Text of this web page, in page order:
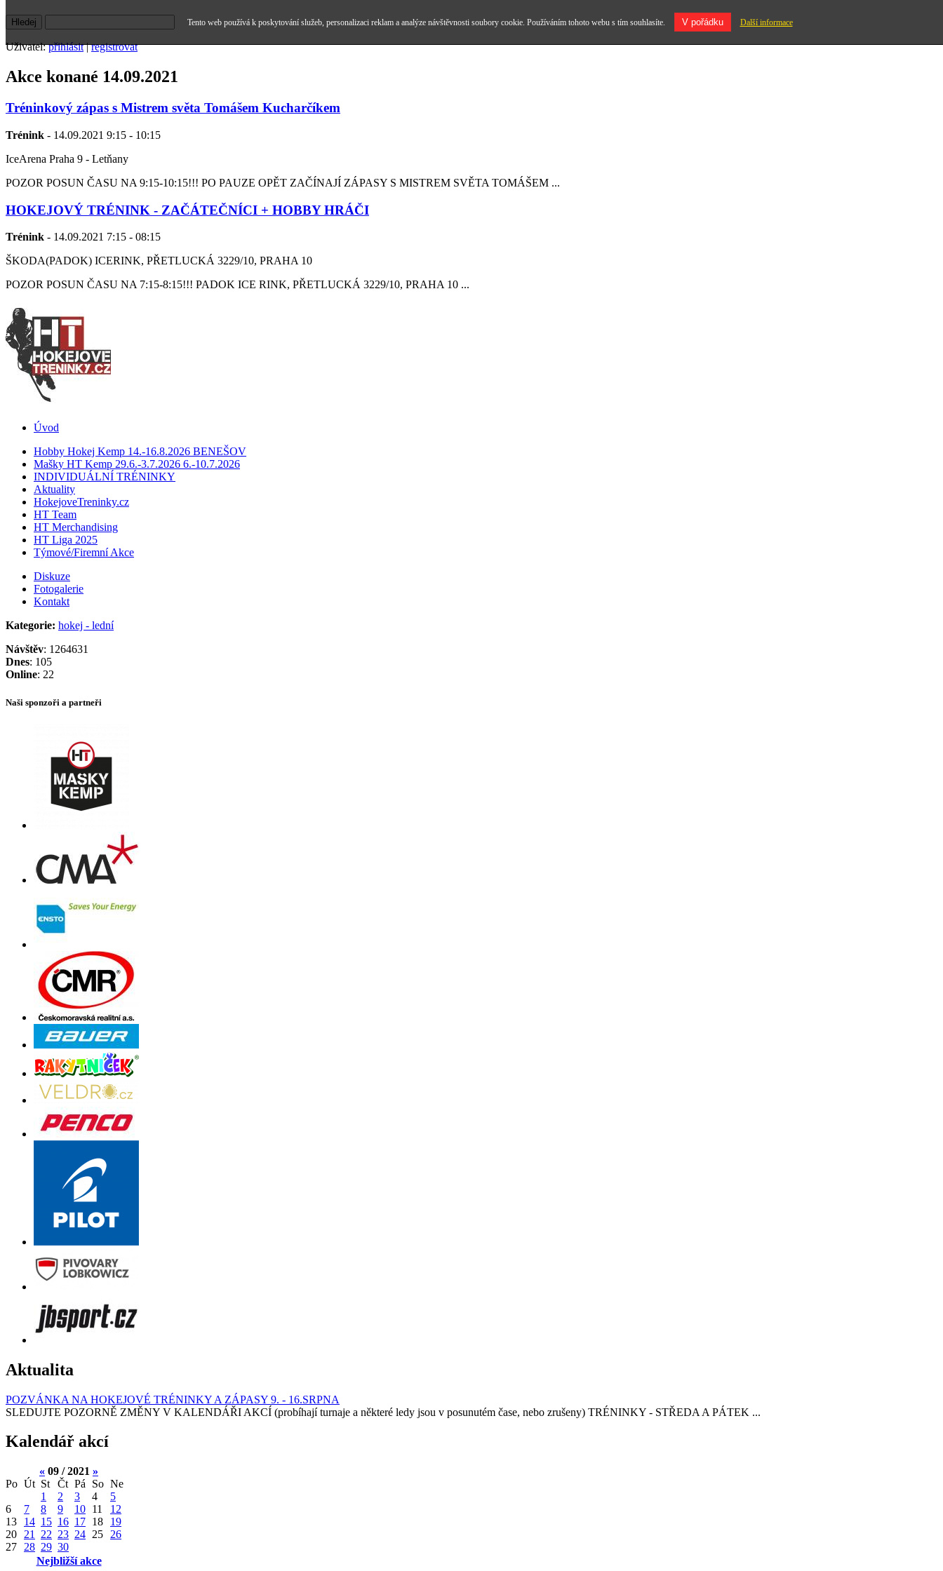
Uživatel:přihlásit|registrovat
Akce konané 14.09.2021
Tréninkový zápas s Mistrem světa Tomášem Kucharčíkem
Trénink - 14.09.2021 9:15 - 10:15
IceArena Praha 9 - Letňany
POZOR POSUN ČASU NA 9:15-10:15!!! PO PAUZE OPĚT ZAČÍNAJÍ ZÁPASY S MISTREM SVĚTA TOMÁŠEM ...
HOKEJOVÝ TRÉNINK - ZAČÁTEČNÍCI + HOBBY HRÁČI
Trénink - 14.09.2021 7:15 - 08:15
ŠKODA(PADOK) ICERINK, PŘETLUCKÁ 3229/10, PRAHA 10
POZOR POSUN ČASU NA 7:15-8:15!!! PADOK ICE RINK, PŘETLUCKÁ 3229/10, PRAHA 10 ...
Úvod
Hobby Hokej Kemp 14.-16.8.2026 BENEŠOV
Mašky HT Kemp 29.6.-3.7.2026 6.-10.7.2026
INDIVIDUÁLNÍ TRÉNINKY
Aktuality
HokejoveTreninky.cz
HT Team
HT Merchandising
HT Liga 2025
Týmové/Firemní Akce
Diskuze
Fotogalerie
Kontakt
Kategorie: hokej - lední
Návštěv: 1264631
Dnes: 105
Online: 22
Naši sponzoři a partneři
Aktualita
POZVÁNKA NA HOKEJOVÉ TRÉNINKY A ZÁPASY 9. - 16.SRPNA
SLEDUJTE POZORNĚ ZMĚNY V KALENDÁŘI AKCÍ (probíhají turnaje a některé ledy jsou v posunutém čase, nebo zrušeny) TRÉNINKY - STŘEDA A PÁTEK ...
Kalendář akcí
« 09 / 2021 »
Po Út St Čt Pá So Ne
1
2 3 4
5
6
7 8 9 10 11
12
13
14 15 16 17 18
19
20
21 22 23 24 25
26
27
28 29 30
Nejbližší akce
Tento web používá k poskytování služeb, personalizaci reklam a analýze návštěvnosti soubory cookie. Používáním tohoto webu s tím souhlasíte. V pořádku Další informace